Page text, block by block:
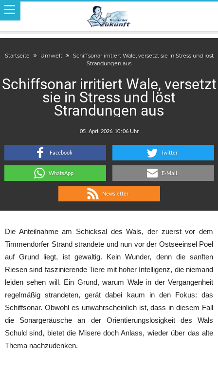
Startseite Umwelt
Schiffsonar irritiert Wale, versetzt sie in Stress und löst
Strandungen aus
Schiffsonar irritiert Wale, versetzt
sie in Stress und löst
Strandungen aus
:
Facebook Twitter
WhatsApp E-Mail
Newsletter
Die Anteilnahme am Schicksal des Wals, der zuerst vor dem
Timmendorfer Strand strandete und nun vor der Ostseeinsel Poel
auf Grund liegt, ist gewaltig. Kein Wunder, denn die sanften
Riesen sind faszinierende Tiere mit hoher Intelligenz, die niemand
leiden sehen will. Ein Grund, warum Wale in der Vergangenheit
regelmäßig strandeten, gerät dabei kaum in den Fokus: das
Schiffsonar. Obwohl es unwahrscheinlich ist, dass in diesem Fall
die Sonargeräusche an der Orientierungslosigkeit des Wals
Schuld sind, bietet die Misere doch Anlass, wieder über das alte
Thema nachzudenken.